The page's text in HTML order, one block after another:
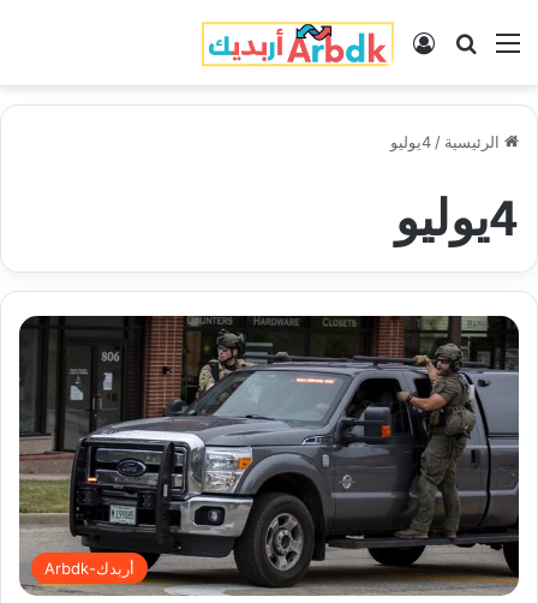
القائمة بحث عنتسجيل الدخول
الرئيسية / 4يوليو
4يوليو
أربدك-Arbdk